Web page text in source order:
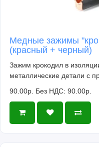
Медные зажимы
(красный + черный)
Зажим крокодил в
металлические детали с
90.00р. Без НДС: 90.00р.